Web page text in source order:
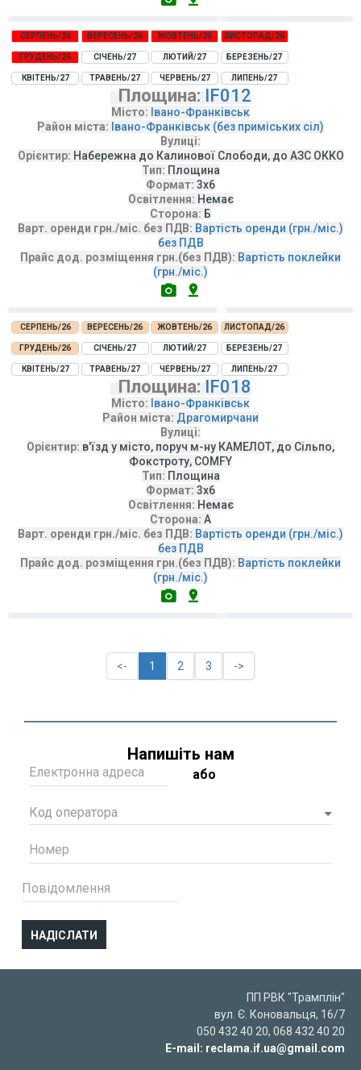
СЕРПЕНЬ/26 ВЕРЕСЕНЬ/26 ЖОВТЕНЬ/26 ЛИСТОПАД/26
ГРУДЕНЬ/26 СІЧЕНЬ/27 ЛЮТИЙ/27 БЕРЕЗЕНЬ/27
КВІТЕНЬ/27 ТРАВЕНЬ/27 ЧЕРВЕНЬ/27 ЛИПЕНЬ/27
Площина: IF012
Місто: Івано-Франківськ
Район міста: Івано-Франківськ (без приміських сіл)
Вулиці:
Орієнтир: Набережна до Калинової Слободи, до АЗС ОККО
Тип: Площина
Формат: 3х6
Освітлення: Немає
Сторона: Б
Варт. оренди грн./міс. без ПДВ: Вартість оренди (грн./міс.)
без ПДВ
Прайс дод. розміщення грн.(без ПДВ): Вартість поклейки
(грн./міс.)
СЕРПЕНЬ/26 ВЕРЕСЕНЬ/26 ЖОВТЕНЬ/26 ЛИСТОПАД/26
ГРУДЕНЬ/26 СІЧЕНЬ/27 ЛЮТИЙ/27 БЕРЕЗЕНЬ/27
КВІТЕНЬ/27 ТРАВЕНЬ/27 ЧЕРВЕНЬ/27 ЛИПЕНЬ/27
Площина: IF018
Місто: Івано-Франківськ
Район міста: Драгомирчани
Вулиці:
Орієнтир: в'їзд у місто, поруч м-ну КАМЕЛОТ, до Сільпо,
Фокстроту, COMFY
Тип: Площина
Формат: 3х6
Освітлення: Немає
Сторона: А
Варт. оренди грн./міс. без ПДВ: Вартість оренди (грн./міс.)
без ПДВ
Прайс дод. розміщення грн.(без ПДВ): Вартість поклейки
(грн./міс.)
<- 1 2 3 ->
Напишіть нам
Електронна адреса або
Код оператора
Номер
Повідомлення
ПП РВК "Трамплін"
вул. Є. Коновальця, 16/7
050 432 40 20, 068 432 40 20
E-mail: reclama.if.ua@gmail.com